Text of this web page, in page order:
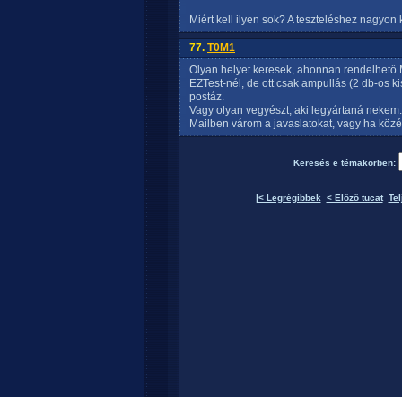
Miért kell ilyen sok? A teszteléshez nagyon
77. T0M1
Olyan helyet keresek, ahonnan
EZTest-nél, de ott csak ampullás (2 db-os
postáz.
Vagy olyan vegyészt, aki legyártaná
Mailben várom a javaslatokat, vagy ha
Keresés e témakörben:
|< Legrégibbek < Előző tucat